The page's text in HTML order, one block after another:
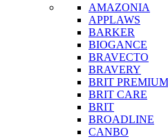
AMAZONIA
APPLAWS
BARKER
BIOGANCE
BRAVECTO
BRAVERY
BRIT PREMIUM
BRIT CARE
BRIT
BROADLINE
CANBO